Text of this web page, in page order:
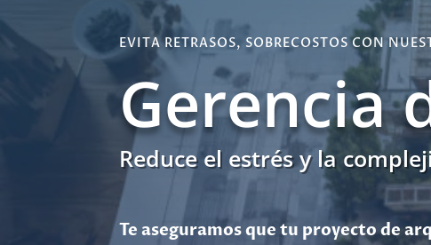
EVITA RETRASOS, SOBRECOSTOS CON
Gerencia
Reduce el estrés y la
Te aseguramos que tu proyecto de